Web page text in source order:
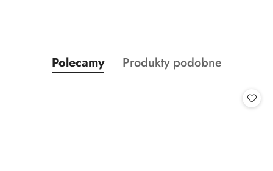
Pomiń karuzelę produktów
Produkty
o
Polecamy
Produkty
Produkty podobne